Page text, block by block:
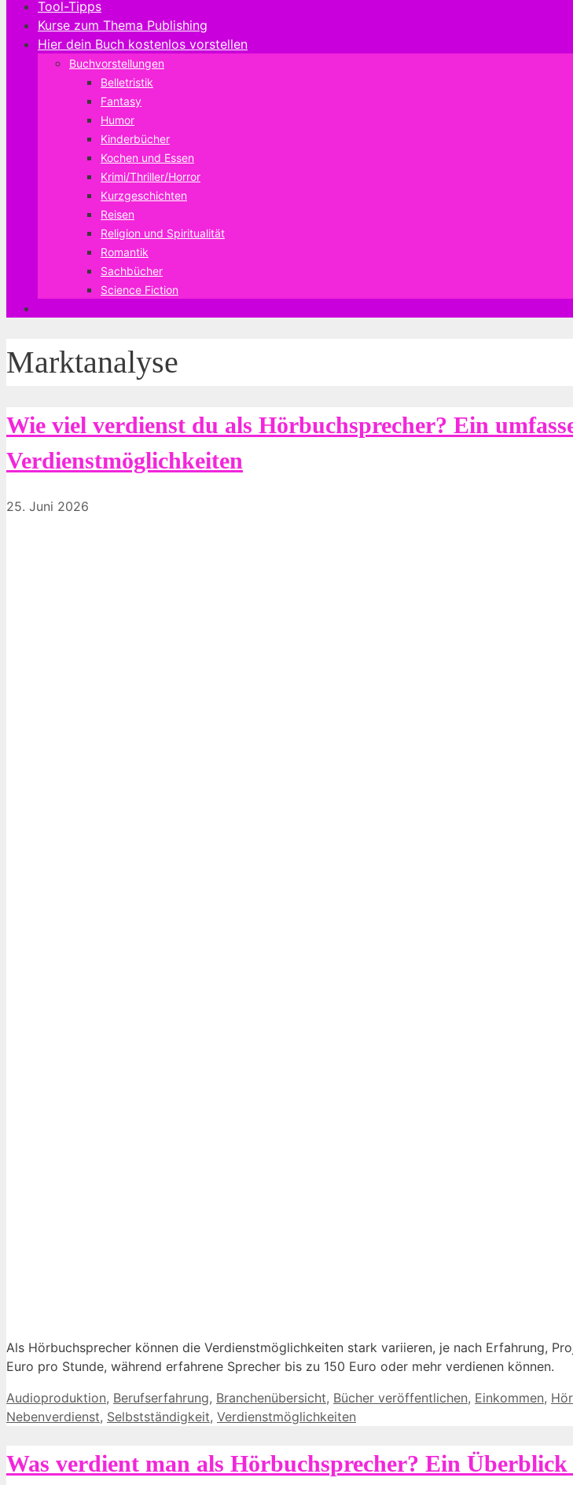
Tool-Tipps
Kurse zum Thema Publishing
Hier dein Buch kostenlos vorstellen
Buchvorstellungen
Belletristik
Fantasy
Humor
Kinderbücher
Kochen und Essen
Krimi/Thriller/Horror
Kurzgeschichten
Reisen
Religion und Spiritualität
Romantik
Sachbücher
Science Fiction
Marktanalyse
Wie viel verdienst du als Hörbuchsprecher? Ein
Verdienstmöglichkeiten
25. Juni 2026
Als Hörbuchsprecher können die Verdienstmöglichkeiten stark variieren, je nach Erfahrung,
Euro pro Stunde, während erfahrene Sprecher bis zu 150 Euro oder mehr verdienen können.
Kategorien
Audioproduktion, Berufserfahrung, Branchenübersicht, Bücher veröffentlichen, Einkommen,
Nebenverdienst, Selbstständigkeit, Verdienstmöglichkeiten
Was verdient man als Hörbuchsprecher? Ein